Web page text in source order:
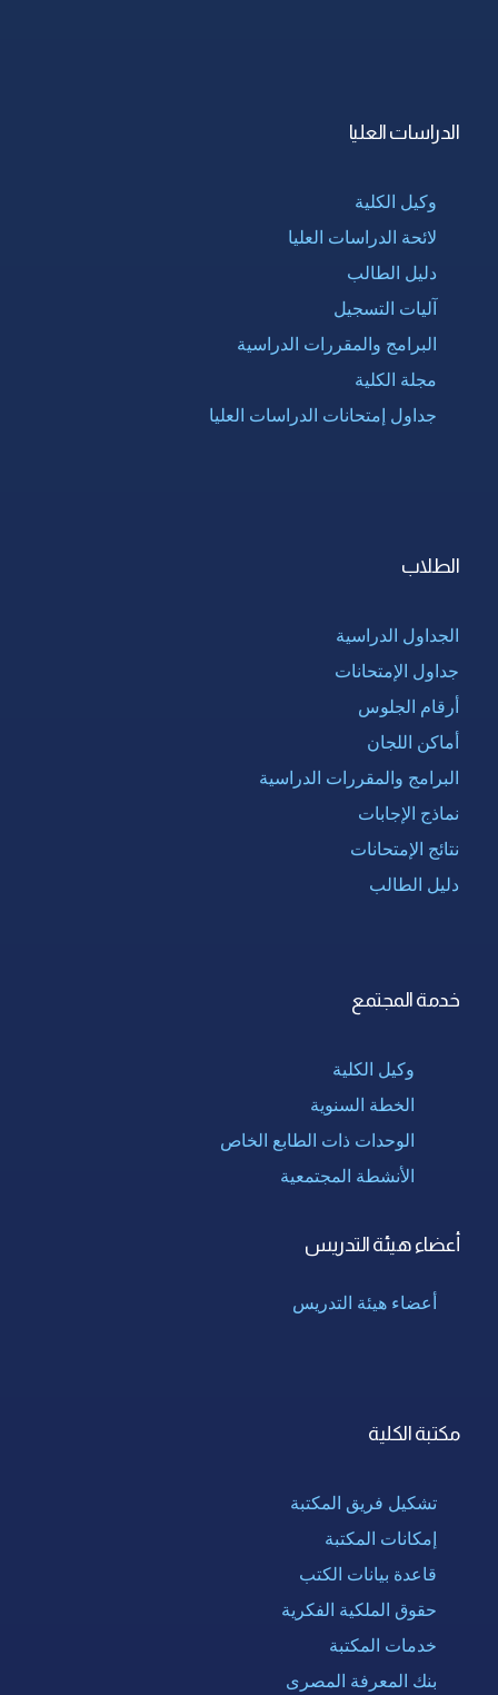
الدراسات العليا
وكيل الكلية
لائحة الدراسات العليا
دليل الطالب
آليات التسجيل
البرامج والمقررات الدراسية
مجلة الكلية
جداول إمتحانات الدراسات العليا
الطلاب
الجداول الدراسية
جداول الإمتحانات
أرقام الجلوس
أماكن اللجان
البرامج والمقررات الدراسية
نماذج الإجابات
نتائج الإمتحانات
دليل الطالب
خدمة المجتمع
وكيل الكلية
الخطة السنوية
الوحدات ذات الطابع الخاص
الأنشطة المجتمعية
أعضاء هيئة التدريس
أعضاء هيئة التدريس
مكتبة الكلية
تشكيل فريق المكتبة
إمكانات المكتبة
قاعدة بيانات الكتب
حقوق الملكية الفكرية
خدمات المكتبة
بنك المعرفة المصرى